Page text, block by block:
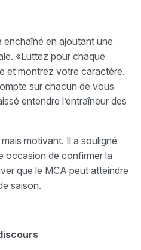
enchaîné en ajoutant une
«Luttez pour chaque
et montrez votre caractère.
sur chacun de vous
entendre l’entraîneur des
motivant. Il a souligné
occasion de confirmer la
que le MCA peut atteindre
saison.